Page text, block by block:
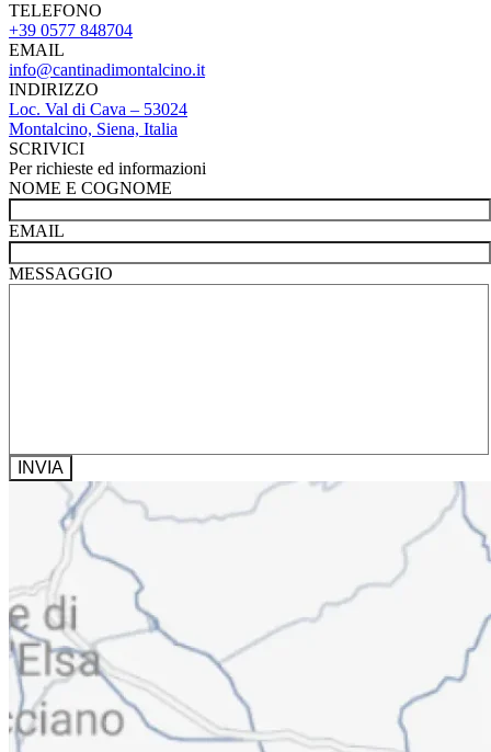
TELEFONO
+39 0577 848704
EMAIL
info@cantinadimontalcino.it
INDIRIZZO
Loc. Val di Cava – 53024
Montalcino, Siena, Italia
SCRIVICI
Per richieste ed informazioni
NOME E COGNOME
EMAIL
MESSAGGIO